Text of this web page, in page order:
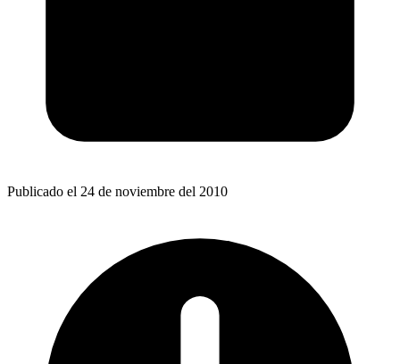
Publicado el 24 de noviembre del 2010